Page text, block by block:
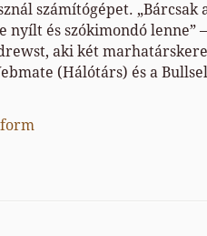
számítógépet.
nyílt és szókimondó lenne”
aki két
(Hálótárs) és a